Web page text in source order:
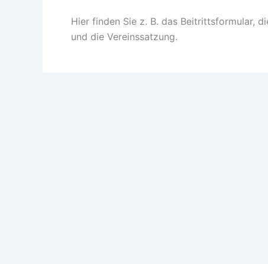
Hier finden Sie z. B. das Beitrittsformular,
und die Vereinssatzung.